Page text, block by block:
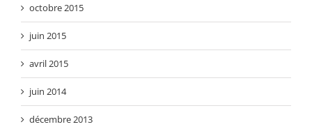
octobre 2015
juin 2015
avril 2015
juin 2014
décembre 2013